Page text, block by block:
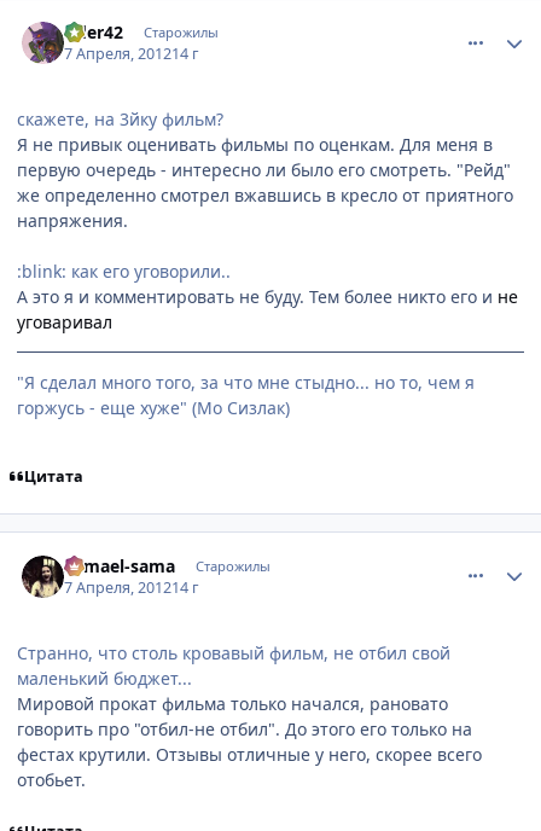
rider42 Старожилы
7 Апреля, 201214 г
скажете, на 3йку фильм?
Я не привык оценивать фильмы по оценкам. Для меня в
первую очередь - интересно ли было его смотреть. "Рейд"
же определенно смотрел вжавшись в кресло от приятного
напряжения.
:blink: как его уговорили..
А это я и комментировать не буду. Тем более никто его и не
уговаривал
"Я сделал много того, за что мне стыдно... но то, чем я
горжусь - еще хуже" (Мо Сизлак)
Цитата
Samael-sama Старожилы
7 Апреля, 201214 г
Странно, что столь кровавый фильм, не отбил свой
маленький бюджет...
Мировой прокат фильма только начался, рановато
говорить про "отбил-не отбил". До этого его только на
фестах крутили. Отзывы отличные у него, скорее всего
отобьет.